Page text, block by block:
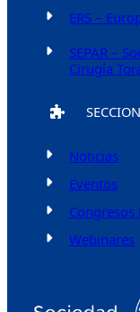
ERS –
SEPAR –
Cirugía
Noticias
Eventos
Congresos
Webinares